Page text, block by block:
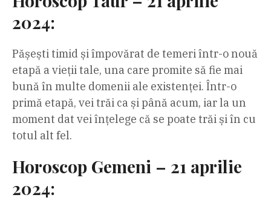
2024:
Pășești timid și împovărat de temeri într-o nouă
etapă a vieții tale, una care promite să fie mai
bună în multe domenii ale existenței. Într-o
primă etapă, vei trăi ca și până acum, iar la un
moment dat vei înțelege că se poate trăi și în cu
totul alt fel.
Horoscop Gemeni – 21 aprilie
2024: